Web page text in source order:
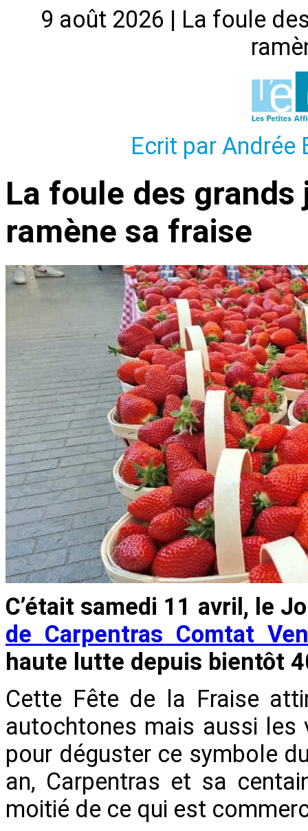
9 août 2026 | La foule
Ecrit par Andrée
La foule des
ramène sa fraise
C’était samedi 11 avril, le
de Carpentras Comtat
haute lutte depuis bientôt
Cette Fête de la Fraise
autochtones mais aussi
pour déguster ce symbole
an, Carpentras et sa
moitié de ce qui est